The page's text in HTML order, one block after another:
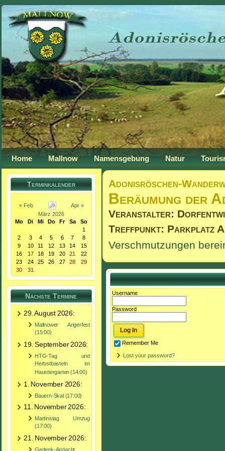
Home Mallnow Namensgebung Natur
Terminkalender
« Feb
Apr »
März 2026
Mo
Di Mi Do Fr Sa
So
1
2
3 4 5 6 7
8
9
10 11 12 13 14
15
16
17 18 19 20 21
22
23
24 25 26 27 28
29
30
31
Nächste Termine
29. August 2026:
Mallnower Angerfest
(15:00)
19. September 2026:
HTG-Tag und
Herbstbasteln im
Haustiergarten (14:00)
1. November 2026:
Bauern-Skat (17:00)
11. November 2026:
Martinstag Umzug
(17:00)
21. November 2026:
Gedenk-Andacht
Adonisröschen-
Beräumung der
Veranstalter:
Treffpunkt: Parkplatz
Verschmutzungen
Username
Password
Remember Me
Lost your password?